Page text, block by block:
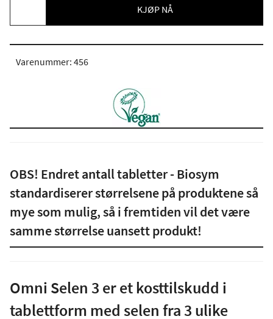
KJØP NÅ
Varenummer: 456
OBS! Endret antall tabletter - Biosym
standardiserer størrelsene på produktene så
mye som mulig, så i fremtiden vil det være
samme størrelse uansett produkt!
Omni Selen 3 er et kosttilskudd i
tablettform med selen fra 3 ulike